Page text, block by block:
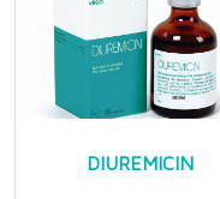
DIUREMICIN